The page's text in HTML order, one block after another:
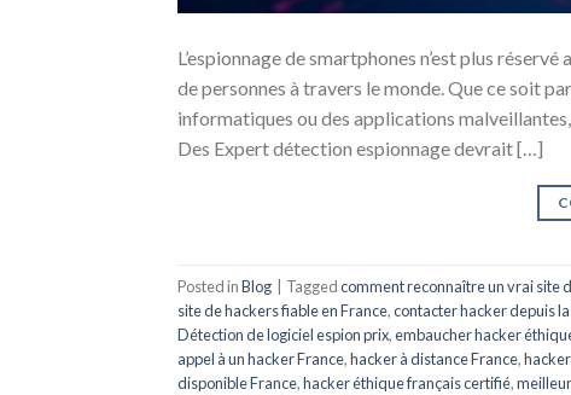
L’espionnage de smartphones n’est plus
de personnes à travers le monde. Que ce soit
informatiques ou des applications
Des Expert détection espionnage devrait […]
Posted inBlog | Taggedcomment reconnaître un vrai site
site de hackers fiable en France,contacter hacker depuis
Détection de logiciel espion prix,embaucher hacker
appel à un hacker France,hacker à distance France,
disponible France,hacker éthique français certifié,